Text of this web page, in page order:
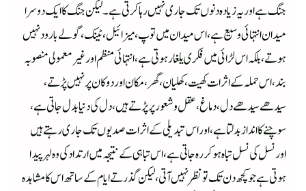
جنگ ہے اور یہ زیادہ دنوں تک جاری نہیں رہا کرتی ہے۔لیکن جنگ کا ایک دوسرا
میدان انتہائی وسیع ہے، اس میدان میں توپ، میزائیل، ٹینک، گولے بارود نہیں
ہوتے، بلکہ اس لڑائی میں فکری یلغار ہوتی ہے، انتہائی منظم اور غیر معمولی منصوبہ
بند، اس حملہ کے اثرات کھیت، کھلیان، گھر، مکان اور دوکان پر نہیں پڑتے،
سیدھے سیدھے دل، دماغ، عقل وشعور پر پڑتے ہیں، دل کی دنیا بدل جاتی ہے،
سوچنے کا انداز بدلتا ہے، اور اس تبدیلی کے اثرات صدیوں تک جاری رہتے ہیں
اور نسل کی نسل تباہ ہو کر رہ جاتی ہے، اس تباہی کے نتیجہ میں ارتداد کی وہ لہر پیدا
ہوتی ہے جو کچھ دن تک تو نظر نہیں آتی، لیکن گذرتے ایام کے ساتھ اس کا مشاہدہ